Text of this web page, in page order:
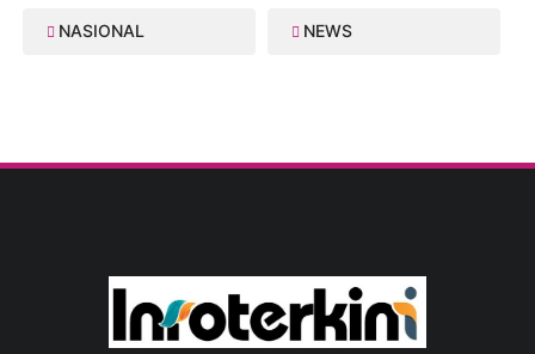
NASIONAL NEWS